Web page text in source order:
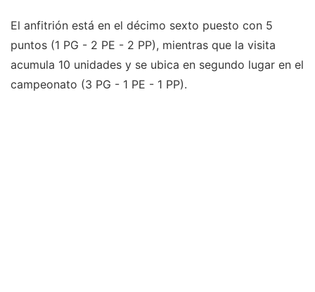
El anfitrión está en el décimo sexto puesto con 5
puntos (1 PG - 2 PE - 2 PP), mientras que la visita
acumula 10 unidades y se ubica en segundo lugar en el
campeonato (3 PG - 1 PE - 1 PP).